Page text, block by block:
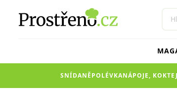
SNÍDANĚPOLÉVKANÁPOJE,